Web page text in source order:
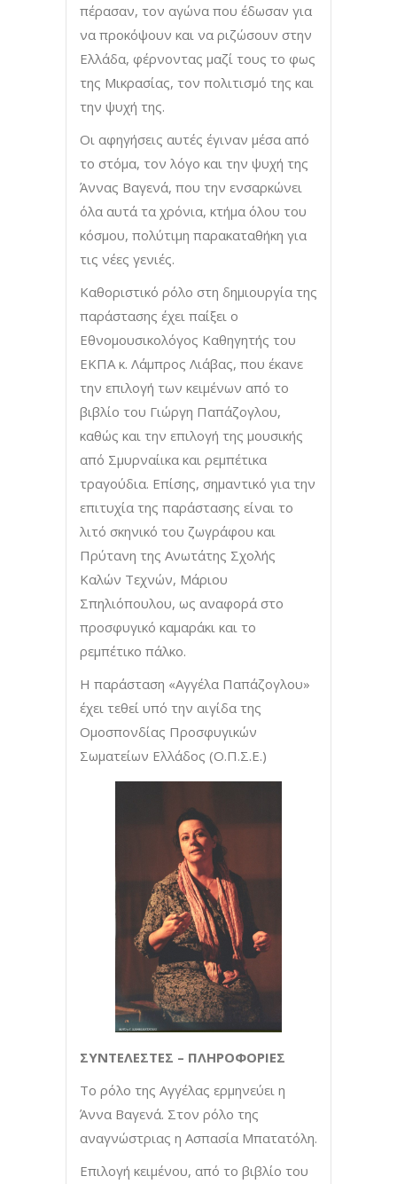
πέρασαν, τον αγώνα που έδωσαν για
να προκόψουν και να ριζώσουν στην
Ελλάδα, φέρνοντας μαζί τους το φως
της Μικρασίας, τον πολιτισμό της και
την ψυχή της.
Οι αφηγήσεις αυτές έγιναν μέσα από
το στόμα, τον λόγο και την ψυχή της
Άννας Βαγενά, που την ενσαρκώνει
όλα αυτά τα χρόνια, κτήμα όλου του
κόσμου, πολύτιμη παρακαταθήκη για
τις νέες γενιές.
Καθοριστικό ρόλο στη δημιουργία της
παράστασης έχει παίξει ο
Εθνομουσικολόγος Καθηγητής του
ΕΚΠΑ κ. Λάμπρος Λιάβας, που έκανε
την επιλογή των κειμένων από το
βιβλίο του Γιώργη Παπάζογλου,
καθώς και την επιλογή της μουσικής
από Σμυρναίικα και ρεμπέτικα
τραγούδια. Επίσης, σημαντικό για την
επιτυχία της παράστασης είναι το
λιτό σκηνικό του ζωγράφου και
Πρύτανη της Ανωτάτης Σχολής
Καλών Τεχνών, Μάριου
Σπηλιόπουλου, ως αναφορά στο
προσφυγικό καμαράκι και το
ρεμπέτικο πάλκο.
Η παράσταση «Αγγέλα Παπάζογλου»
έχει τεθεί υπό την αιγίδα της
Ομοσπονδίας Προσφυγικών
Σωματείων Ελλάδος (Ο.Π.Σ.Ε.)
ΣΥΝΤΕΛΕΣΤΕΣ – ΠΛΗΡΟΦΟΡΙΕΣ
Το ρόλο της Αγγέλας ερμηνεύει η
Άννα Βαγενά. Στον ρόλο της
αναγνώστριας η Ασπασία Μπατατόλη.
Επιλογή κειμένου, από το βιβλίο του